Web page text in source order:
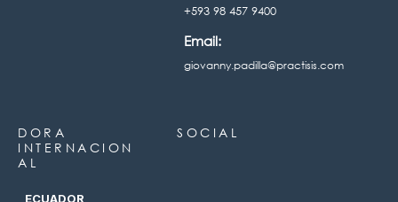
+593 98 457 9400
Email:
giovanny.padilla@practisis.com
DORA
INTERNACION
AL
ECUADOR
SOCIAL